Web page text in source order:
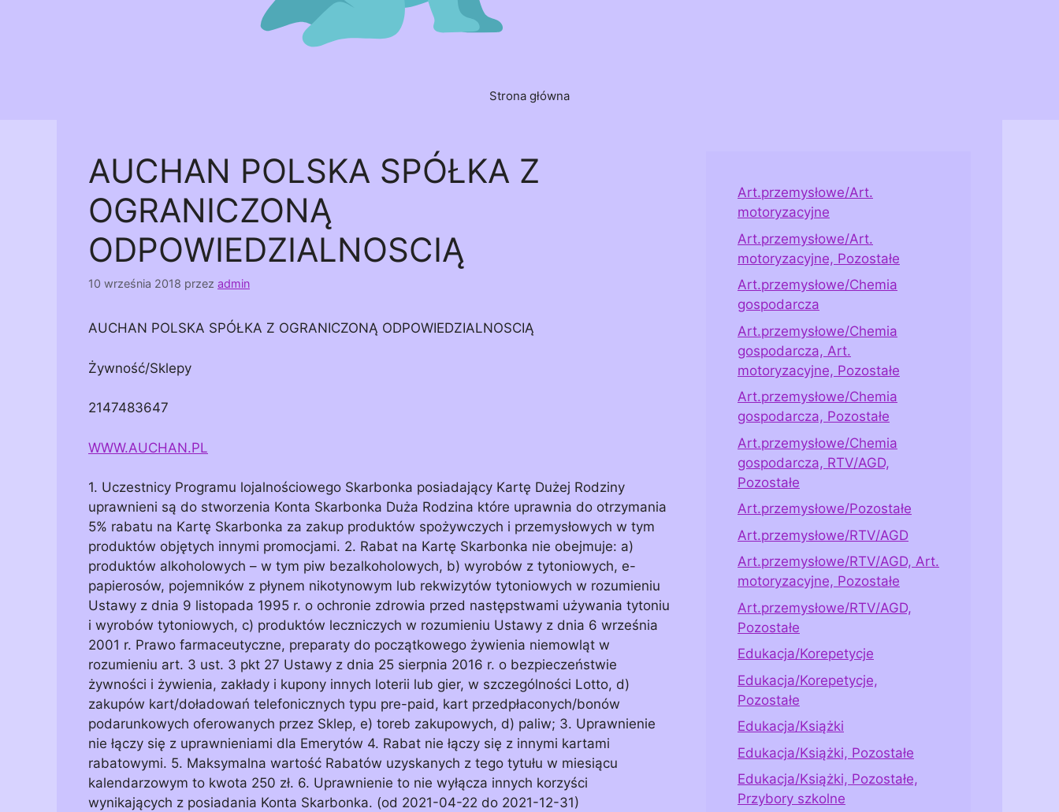
Strona główna
AUCHAN POLSKA SPÓŁKA Z
OGRANICZONĄ
ODPOWIEDZIALNOSCIĄ
10 września 2018 przez admin
AUCHAN POLSKA SPÓŁKA Z OGRANICZONĄ ODPOWIEDZIALNOSCIĄ
Żywność/Sklepy
2147483647
WWW.AUCHAN.PL
1. Uczestnicy Programu lojalnościowego Skarbonka posiadający Kartę Dużej Rodziny
uprawnieni są do stworzenia Konta Skarbonka Duża Rodzina które uprawnia do otrzymania
5% rabatu na Kartę Skarbonka za zakup produktów spożywczych i przemysłowych w tym
produktów objętych innymi promocjami. 2. Rabat na Kartę Skarbonka nie obejmuje: a)
produktów alkoholowych – w tym piw bezalkoholowych, b) wyrobów z tytoniowych, e-
papierosów, pojemników z płynem nikotynowym lub rekwizytów tytoniowych w rozumieniu
Ustawy z dnia 9 listopada 1995 r. o ochronie zdrowia przed następstwami używania tytoniu
i wyrobów tytoniowych, c) produktów leczniczych w rozumieniu Ustawy z dnia 6 września
2001 r. Prawo farmaceutyczne, preparaty do początkowego żywienia niemowląt w
rozumieniu art. 3 ust. 3 pkt 27 Ustawy z dnia 25 sierpnia 2016 r. o bezpieczeństwie
żywności i żywienia, zakłady i kupony innych loterii lub gier, w szczególności Lotto, d)
zakupów kart/doładowań telefonicznych typu pre-paid, kart przedpłaconych/bonów
podarunkowych oferowanych przez Sklep, e) toreb zakupowych, d) paliw; 3. Uprawnienie
nie łączy się z uprawnieniami dla Emerytów 4. Rabat nie łączy się z innymi kartami
rabatowymi. 5. Maksymalna wartość Rabatów uzyskanych z tego tytułu w miesiącu
kalendarzowym to kwota 250 zł. 6. Uprawnienie to nie wyłącza innych korzyści
wynikających z posiadania Konta Skarbonka. (od 2021-04-22 do 2021-12-31)
Art.przemysłowe/Art.
motoryzacyjne
Art.przemysłowe/Art.
motoryzacyjne, Pozostałe
Art.przemysłowe/Chemia
gospodarcza
Art.przemysłowe/Chemia
gospodarcza, Art.
motoryzacyjne, Pozostałe
Art.przemysłowe/Chemia
gospodarcza, Pozostałe
Art.przemysłowe/Chemia
gospodarcza, RTV/AGD,
Pozostałe
Art.przemysłowe/Pozostałe
Art.przemysłowe/RTV/AGD
Art.przemysłowe/RTV/AGD, Art.
motoryzacyjne, Pozostałe
Art.przemysłowe/RTV/AGD,
Pozostałe
Edukacja/Korepetycje
Edukacja/Korepetycje,
Pozostałe
Edukacja/Książki
Edukacja/Książki, Pozostałe
Edukacja/Książki, Pozostałe,
Przybory szkolne